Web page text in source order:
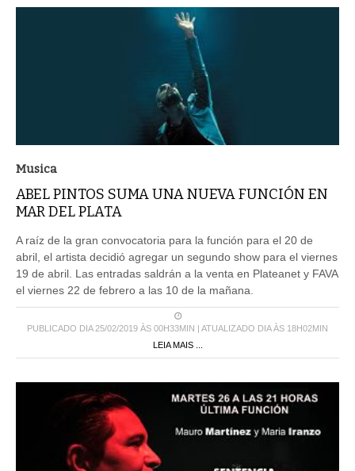
Musica
ABEL PINTOS SUMA UNA NUEVA FUNCIÓN EN
MAR DEL PLATA
A raíz de la gran convocatoria para la función para el 20 de
abril, el artista decidió agregar un segundo show para el viernes
19 de abril. Las entradas saldrán a la venta en Plateanet y FAVA
el viernes 22 de febrero a las 10 de la mañana.
PUBLICADO DIA 25/02/2019 ÀS 00H33MIN | ATUALIZADO DIA ÀS 18H02MIN
LEIA MAIS ...